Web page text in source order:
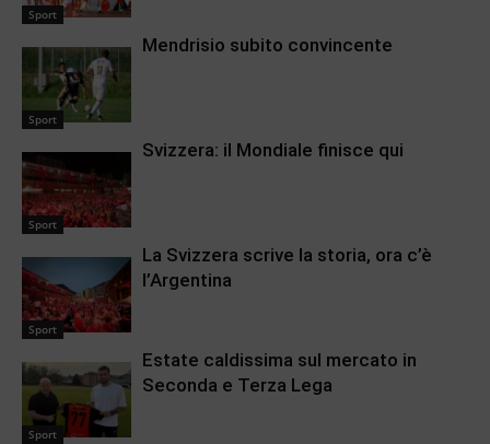
Sport
Sport
Mendrisio subito convincente
Sport
Svizzera: il Mondiale finisce qui
Sport
La Svizzera scrive la storia, ora c’è
l’Argentina
Sport
Estate caldissima sul mercato in
Seconda e Terza Lega